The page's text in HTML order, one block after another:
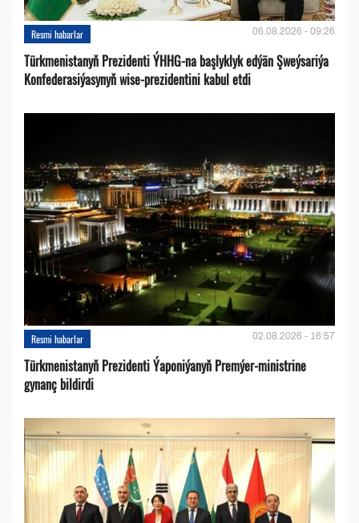
Resmi habarlar 06.08.2026 - 09:26
Türkmenistanyň Prezidenti ÝHHG-na başlyklyk edýän Şweýsariýa
Konfederasiýasynyň wise-prezidentini kabul etdi
Resmi habarlar 02.08.2026 - 16:57
Türkmenistanyň Prezidenti Ýaponiýanyň Premýer-ministrine
gynanç bildirdi